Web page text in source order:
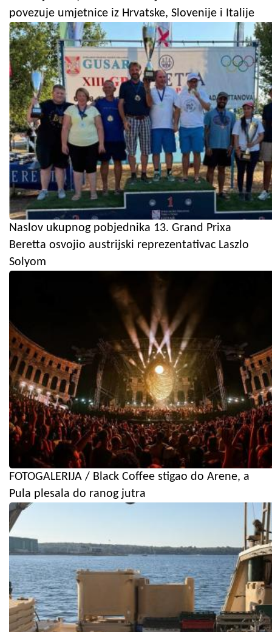
povezuje umjetnice iz Hrvatske, Slovenije i Italije
Naslov ukupnog pobjednika 13. Grand Prixa
Beretta osvojio austrijski reprezentativac Laszlo
Solyom
FOTOGALERIJA / Black Coffee stigao do Arene, a
Pula plesala do ranog jutra